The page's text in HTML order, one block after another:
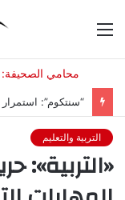
التربية والتعليم
«التربية»: